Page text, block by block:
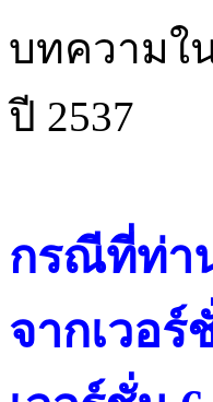
บทความใ
ปี 2537
กรณีที่ท่า
จากเวอร์